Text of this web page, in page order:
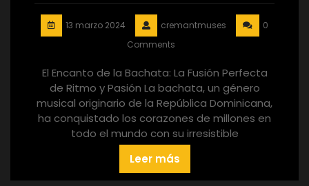
13 marzo 2024 cremantmuses
0
Comments
El Encanto de la Bachata: La Fusión Perfecta
de Ritmo y Pasión La bachata, un género
musical originario de la República Dominicana,
ha conquistado los corazones de millones en
todo el mundo con su irresistible
Leer más